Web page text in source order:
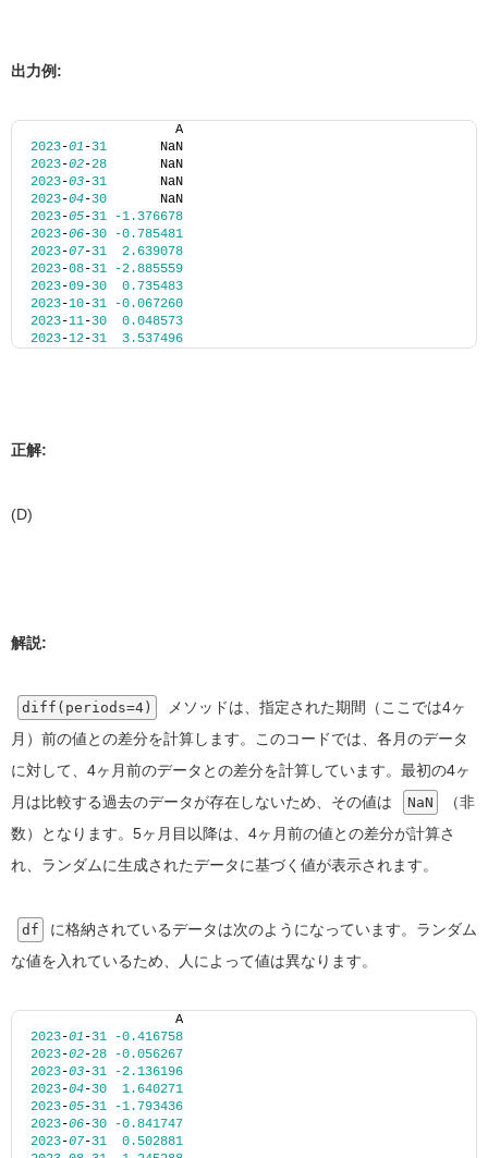
出力例:
                   A
2023-01 -31
       NaN
2023-02-28
       NaN
2023-03-31
       NaN
2023-04-30
       NaN
2023-05-31
-1.376678
2023-06-30
-0.785481
2023-07-31
2.639078
2023-08-31
-2.885559
2023-09-30
0.735483
2023-10-31
-0.067260
2023-11-30
0.048573
2023-12-31 3.537496
正解:
(D)
解説:
diff(periods=4)
メソッドは、指定された期間（ここでは4ヶ
月）前の値との差分を計算します。このコードでは、各月のデータ
に対して、4ヶ月前のデータとの差分を計算しています。最初の4ヶ
月は比較する過去のデータが存在しないため、その値は
NaN
（非
数）となります。5ヶ月目以降は、4ヶ月前の値との差分が計算さ
れ、ランダムに生成されたデータに基づく値が表示されます。
df
に格納されているデータは次のようになっています。ランダム
な値を入れているため、人によって値は異なります。
                   A
2023-01 -31
-0.416758
2023-02-28
-0.056267
2023-03-31
-2.136196
2023-04-30
1.640271
2023-05-31
-1.793436
2023-06-30
-0.841747
2023-07-31
0.502881